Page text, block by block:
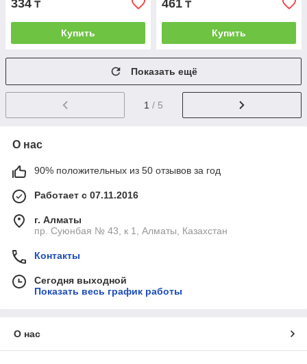
334 ₸
Купить
461 ₸
Купить
Показать ещё
1 / 5
О нас
90% положительных из 50 отзывов за год
Работает с 07.11.2016
г. Алматы
пр. Суюнбая № 43, к 1, Алматы, Казахстан
Контакты
Сегодня выходной
Показать весь график работы
О нас